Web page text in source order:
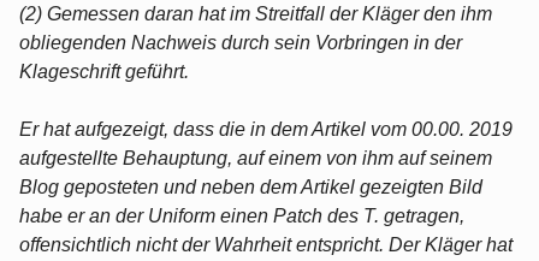
(2) Gemessen daran hat im Streitfall der Kläger den ihm
obliegenden Nachweis durch sein Vorbringen in der
Klageschrift geführt.
Er hat aufgezeigt, dass die in dem Artikel vom 00.00. 2019
aufgestellte Behauptung, auf einem von ihm auf seinem
Blog geposteten und neben dem Artikel gezeigten Bild
habe er an der Uniform einen Patch des T. getragen,
offensichtlich nicht der Wahrheit entspricht. Der Kläger hat